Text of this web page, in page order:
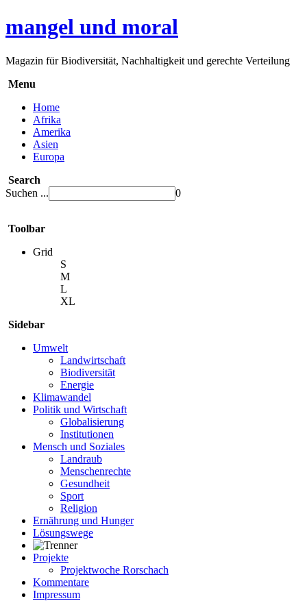
mangel und moral
Magazin für Biodiversität, Nachhaltigkeit und gerechte Verteilung
Menu
Home
Afrika
Amerika
Asien
Europa
Search
Suchen ...
0
Toolbar
Grid
S
M
L
XL
Sidebar
Umwelt
Landwirtschaft
Biodiversität
Energie
Klimawandel
Politik und Wirtschaft
Globalisierung
Institutionen
Mensch und Soziales
Landraub
Menschenrechte
Gesundheit
Sport
Religion
Ernährung und Hunger
Lösungswege
Projekte
Projektwoche Rorschach
Kommentare
Impressum